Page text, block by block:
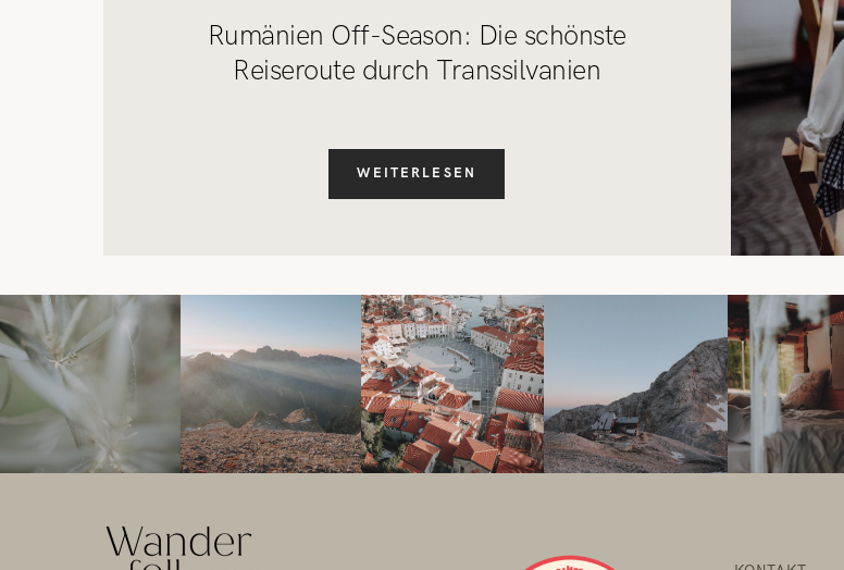
Rumänien Off-Season: Die schönste
Reiseroute durch Transsilvanien
WEITERLESEN